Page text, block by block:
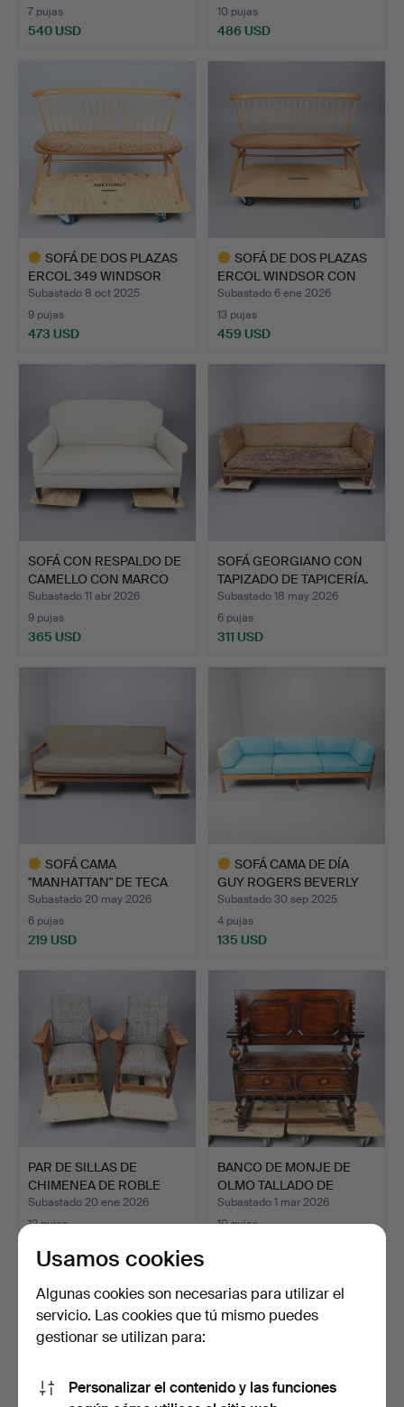
7 pujas
540 USD
10 pujas
486 USD
SOFÁ DE DOS PLAZAS
ERCOL 349 WINDSOR
RUBIO…
Subastado 8 oct 2025
9 pujas
473 USD
SOFÁ DE DOS PLAZAS
ERCOL WINDSOR CON
OLMO …
Subastado 6 ene 2026
13 pujas
459 USD
SOFÁ CON RESPALDO DE
CAMELLO CON MARCO
DE …
Subastado 11 abr 2026
9 pujas
365 USD
SOFÁ GEORGIANO CON
TAPIZADO DE TAPICERÍA.
Subastado 18 may 2026
6 pujas
311 USD
SOFÁ CAMA
"MANHATTAN" DE TECA
DE GUY ROGER…
Subastado 20 may 2026
6 pujas
219 USD
SOFÁ CAMA DE DÍA
GUY ROGERS BEVERLY
HILLS.
Subastado 30 sep 2025
4 pujas
135 USD
PAR DE SILLAS DE
CHIMENEA DE ROBLE
ART DEC…
Subastado 20 ene 2026
12 pujas
BANCO DE MONJE DE
OLMO TALLADO DE
PRINCIPI…
Subastado 1 mar 2026
10 pujas
Usamos cookies
Algunas cookies son necesarias para utilizar el
servicio. Las cookies que tú mismo puedes
gestionar se utilizan para:
Personalizar el contenido y las funciones